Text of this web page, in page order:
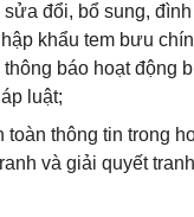
đổi, bổ sung,
khẩu tem bưu
báo hoạt động
luật;
toàn thông tin trong
và giải quyết